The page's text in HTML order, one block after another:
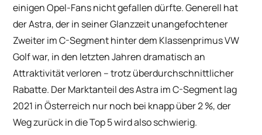
einigen Opel-Fans nicht gefallen dürfte. Generell hat
der Astra, der in seiner Glanzzeit unangefochtener
Zweiter im C-Segment hinter dem Klassenprimus VW
Golf war, in den letzten Jahren dramatisch an
Attraktivität verloren – trotz überdurchschnittlicher
Rabatte. Der Marktanteil des Astra im C-Segment lag
2021 in Österreich nur noch bei knapp über 2 %, der
Weg zurück in die Top 5 wird also schwierig.